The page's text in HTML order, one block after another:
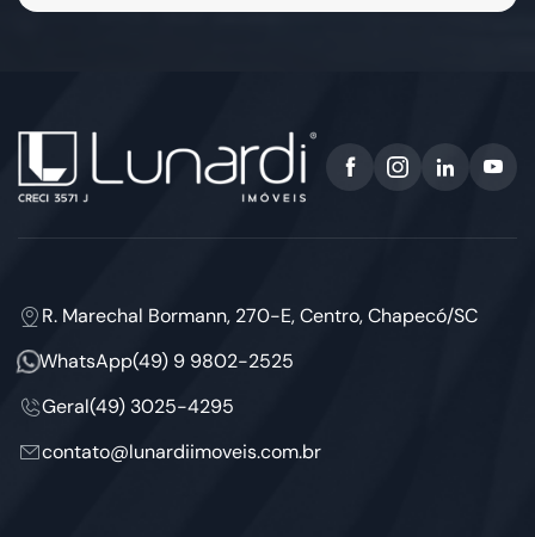
R. Marechal Bormann, 270-E, Centro, Chapecó/SC
WhatsApp(49) 9 9802-2525
Geral(49) 3025-4295
contato@lunardiimoveis.com.br